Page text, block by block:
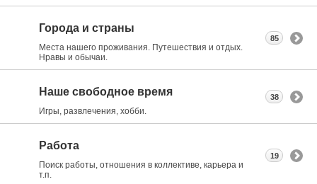
Города и страны
Места нашего проживания. Путешествия и отдых.
Нравы и обычаи.
85
Наше свободное время
Игры, развлечения, хобби.
38
Работа
Поиск работы, отношения в коллективе, карьера и
т.п.
19